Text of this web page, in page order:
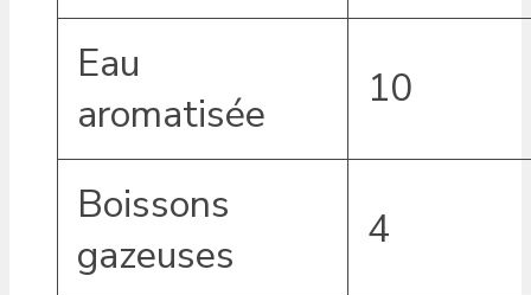
Eau
aromatisée
10
Boissons
gazeuses
4